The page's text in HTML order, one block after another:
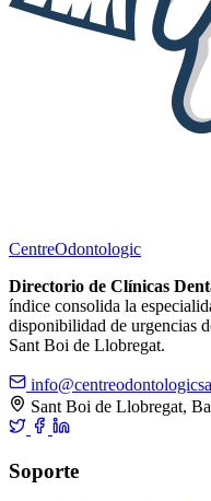
CentreOdontologic
Directorio de Clínicas
índice consolida la
disponibilidad de urgencias
Sant Boi de Llobregat.
Sant Boi de Llobregat,
Soporte